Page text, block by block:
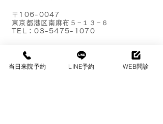
〒106-0047
東京都港区南麻布５−１３−６
TEL：03-5475-1070
広尾駅より徒歩３分
六本木駅より徒歩１０分
当日来院予約 LINE予約 WEB問診